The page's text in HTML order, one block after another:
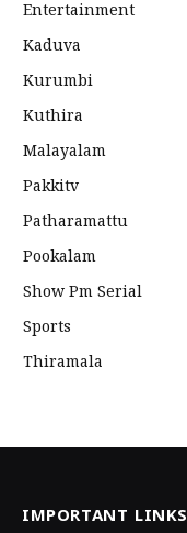
Entertainment
Kaduva
Kurumbi
Kuthira
Malayalam
Pakkitv
Patharamattu
Pookalam
Show Pm Serial
Sports
Thiramala
IMPORTANT LINKS